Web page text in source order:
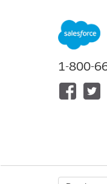
1-800-